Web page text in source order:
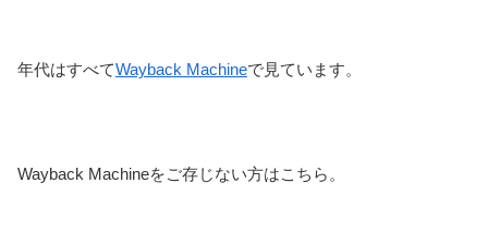
年代はすべてWayback Machineで見ています。
Wayback Machineをご存じない方はこちら。